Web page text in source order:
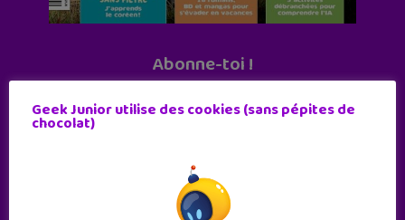
Abonne-toi !
Geek Junior utilise des cookies (sans pépites de
chocolat)